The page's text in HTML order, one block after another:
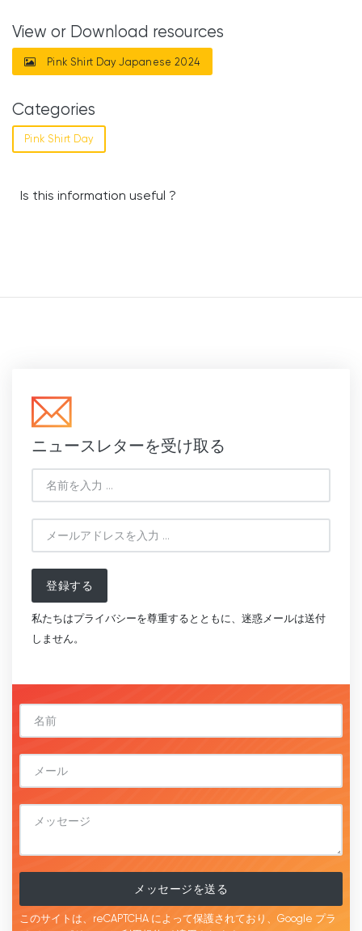
View or Download resources
Pink Shirt Day Japanese 2024
Categories
Pink Shirt Day
Is this information useful ?
ニュースレターを受け取る
登録する
私たちはプライバシーを尊重するとともに、迷惑メールは送付
しません。
メッセージを送る
このサイトは、reCAPTCHA によって保護されており、Google プラ